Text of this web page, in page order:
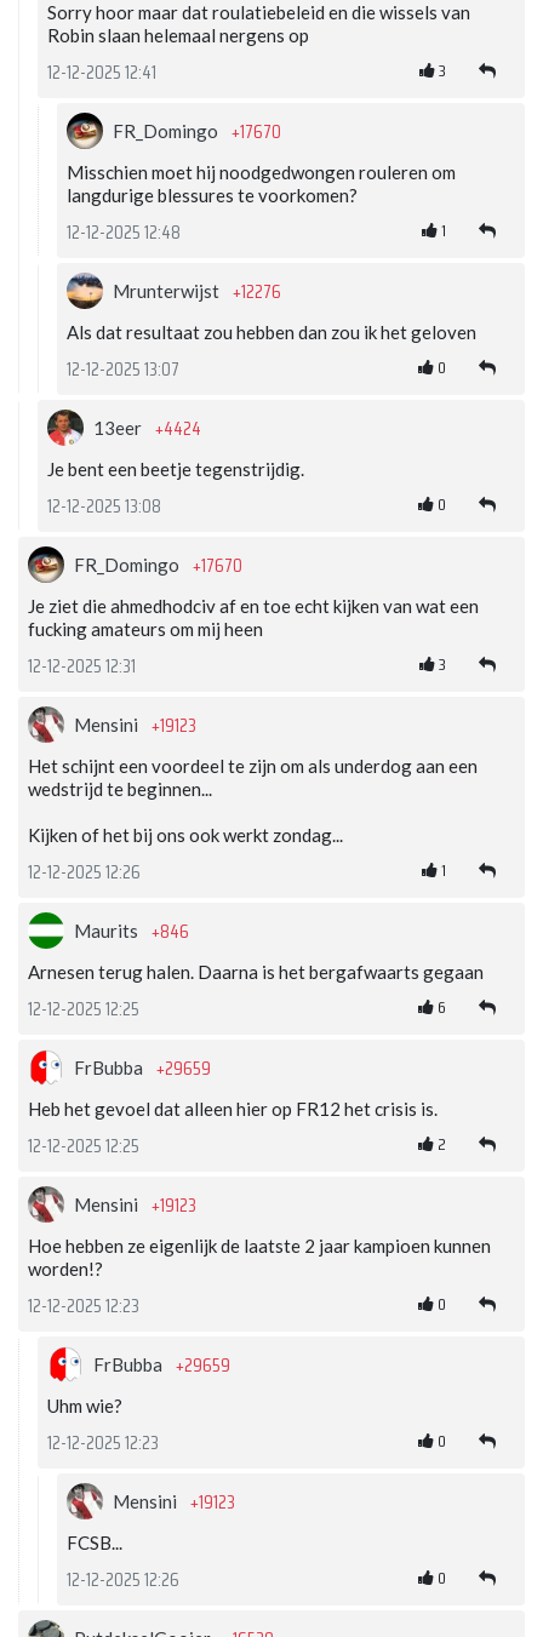
Sorry hoor maar dat roulatiebeleid en die wissels van
Robin slaan helemaal nergens op
12-12-2025 12:41 3
FR_Domingo +17670
Misschien moet hij noodgedwongen rouleren om
langdurige blessures te voorkomen?
12-12-2025 12:48 1
Mrunterwijst +12276
Als dat resultaat zou hebben dan zou ik het geloven
12-12-2025 13:07 0
13eer +4424
Je bent een beetje tegenstrijdig.
12-12-2025 13:08 0
FR_Domingo +17670
Je ziet die ahmedhodciv af en toe echt kijken van wat een
fucking amateurs om mij heen
12-12-2025 12:31 3
Mensini +19123
Het schijnt een voordeel te zijn om als underdog aan een
wedstrijd te beginnen...
Kijken of het bij ons ook werkt zondag...
12-12-2025 12:26 1
Maurits +846
Arnesen terug halen. Daarna is het bergafwaarts gegaan
12-12-2025 12:25 6
FrBubba +29659
Heb het gevoel dat alleen hier op FR12 het crisis is.
12-12-2025 12:25 2
Mensini +19123
Hoe hebben ze eigenlijk de laatste 2 jaar kampioen kunnen
worden!?
12-12-2025 12:23 0
FrBubba +29659
Uhm wie?
12-12-2025 12:23 0
Mensini +19123
FCSB...
12-12-2025 12:26 0